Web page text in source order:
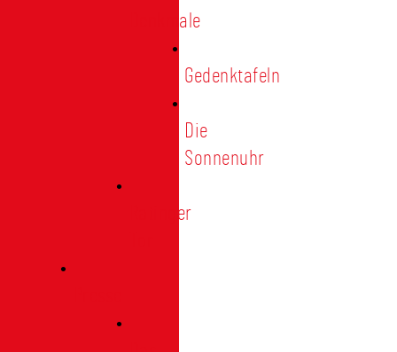
Denkmale
Gedenktafeln
Die
Sonnenuhr
Ratinger